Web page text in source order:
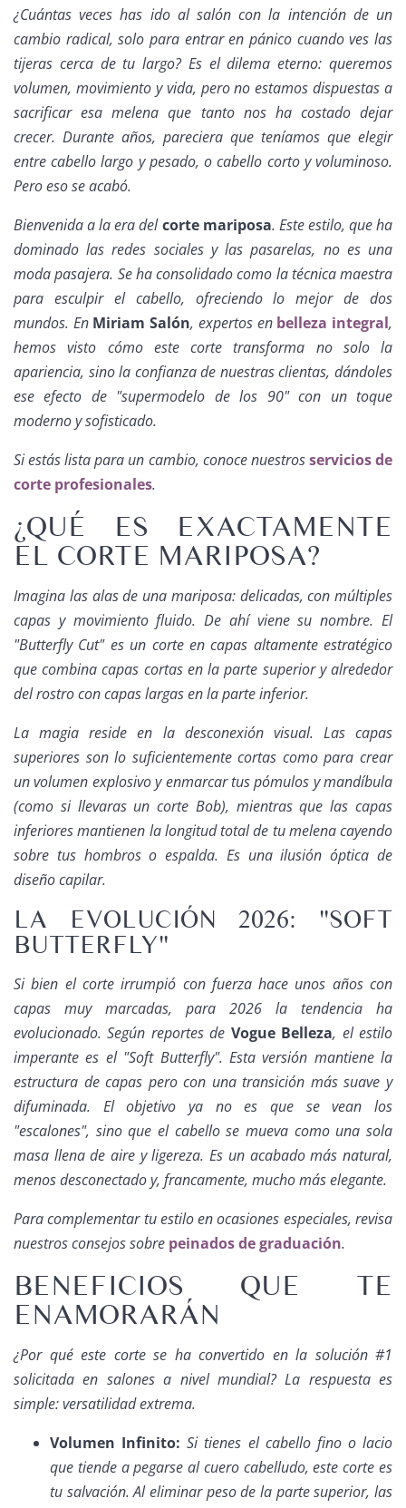
¿Cuántas veces has ido al salón con la intención de un
cambio radical, solo para entrar en pánico cuando ves las
tijeras cerca de tu largo? Es el dilema eterno: queremos
volumen, movimiento y vida, pero no estamos dispuestas a
sacrificar esa melena que tanto nos ha costado dejar
crecer. Durante años, pareciera que teníamos que elegir
entre cabello largo y pesado, o cabello corto y voluminoso.
Pero eso se acabó.
Bienvenida a la era delcorte mariposa. Este estilo, que ha
dominado las redes sociales y las pasarelas, no es una
moda pasajera. Se ha consolidado como la técnica maestra
para esculpir el cabello, ofreciendo lo mejor de dos
mundos. En Miriam Salón, expertos enbelleza integral,
hemos visto cómo este corte transforma no solo la
apariencia, sino la confianza de nuestras clientas, dándoles
ese efecto de "supermodelo de los 90" con un toque
moderno y sofisticado.
Si estás lista para un cambio, conoce nuestrosservicios de
corte profesionales.
¿QUÉ ES EXACTAMENTE
EL CORTE MARIPOSA?
Imagina las alas de una mariposa: delicadas, con múltiples
capas y movimiento fluido. De ahí viene su nombre. El
"Butterfly Cut" es un corte en capas altamente estratégico
que combina capas cortas en la parte superior y alrededor
del rostro con capas largas en la parte inferior.
La magia reside en la desconexión visual. Las capas
superiores son lo suficientemente cortas como para crear
un volumen explosivo y enmarcar tus pómulos y mandíbula
(como si llevaras un corte Bob), mientras que las capas
inferiores mantienen la longitud total de tu melena cayendo
sobre tus hombros o espalda. Es una ilusión óptica de
diseño capilar.
LA EVOLUCIÓN 2026: "SOFT
BUTTERFLY"
Si bien el corte irrumpió con fuerza hace unos años con
capas muy marcadas, para 2026 la tendencia ha
evolucionado. Según reportes de Vogue Belleza, el estilo
imperante es el "Soft Butterfly". Esta versión mantiene la
estructura de capas pero con una transición más suave y
difuminada. El objetivo ya no es que se vean los
"escalones", sino que el cabello se mueva como una sola
masa llena de aire y ligereza. Es un acabado más natural,
menos desconectado y, francamente, mucho más elegante.
Para complementar tu estilo en ocasiones especiales, revisa
nuestros consejos sobre peinados de graduación.
BENEFICIOS QUE TE
ENAMORARÁN
¿Por qué este corte se ha convertido en la solución #1
solicitada en salones a nivel mundial? La respuesta es
simple: versatilidad extrema.
Volumen Infinito: Si tienes el cabello fino o lacio
que tiende a pegarse al cuero cabelludo, este corte es
tu salvación. Al eliminar peso de la parte superior, las